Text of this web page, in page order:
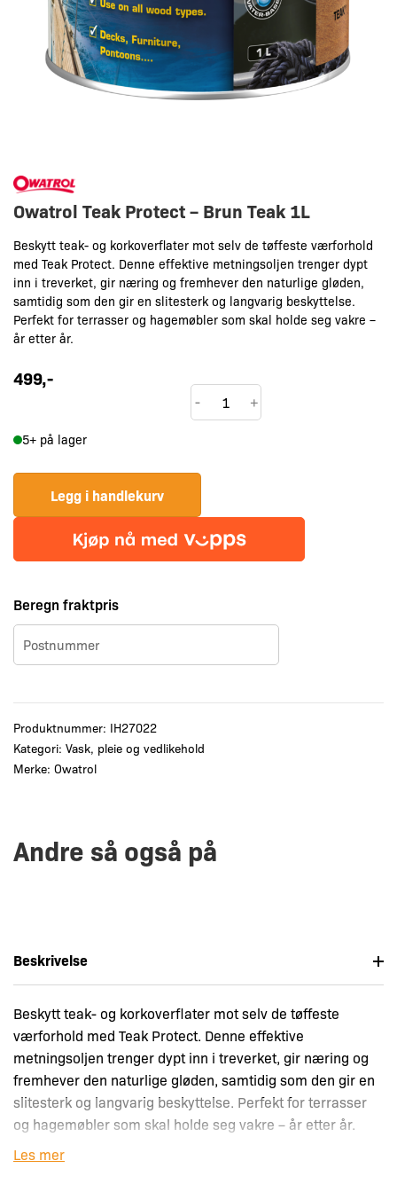
Owatrol Teak Protect – Brun Teak 1L
Beskytt teak- og korkoverflater mot selv de tøffeste værforhold
med Teak Protect. Denne effektive metningsoljen trenger dypt
inn i treverket, gir næring og fremhever den naturlige gløden,
samtidig som den gir en slitesterk og langvarig beskyttelse.
Perfekt for terrasser og hagemøbler som skal holde seg vakre –
år etter år.
499,-
Owatrol
Teak
Teak
1L
antall
- +
5+ på lager
Legg i handlekurv
Beregn fraktpris
Produktnummer: IH27022
Kategori: Vask, pleie og vedlikehold
Merke: Owatrol
Andre så også på
Beskrivelse
Beskytt teak- og korkoverflater mot selv de tøffeste
værforhold med Teak Protect. Denne effektive
metningsoljen trenger dypt inn i treverket, gir næring og
fremhever den naturlige gløden, samtidig som den gir en
slitesterk og langvarig beskyttelse. Perfekt for terrasser
og hagemøbler som skal holde seg vakre – år etter år.
Enkel å bruke, påføres med pensel eller rulle og tørker på
Les mer